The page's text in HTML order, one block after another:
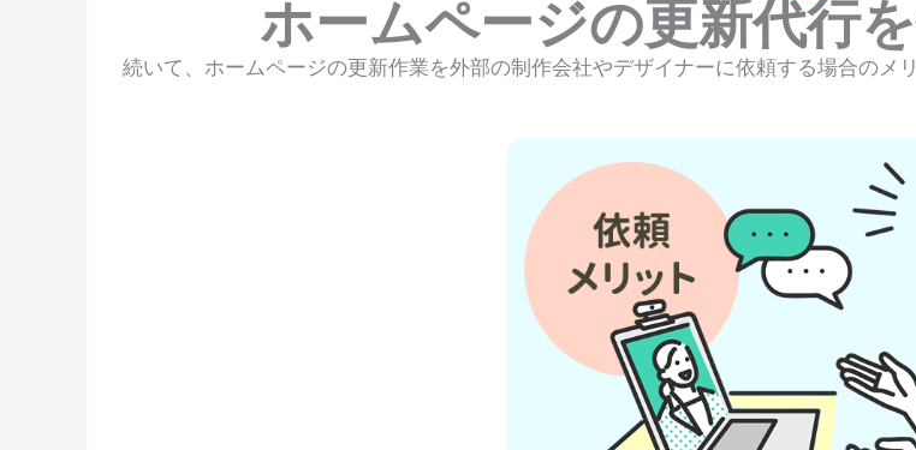
ホームページの更新代行
続いて、ホームページの更新作業を外部の制作会社やデザイナーに依頼する場合のメ